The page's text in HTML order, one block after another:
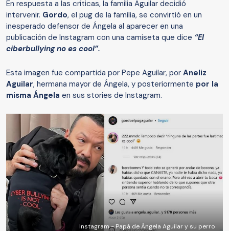
En respuesta a las críticas, la familia Aguilar decidió
intervenir. Gordo, el pug de la familia, se convirtió en un
inesperado defensor de Ángela al aparecer en una
publicación de Instagram con una camiseta que dice “El
ciberbullying no es cool”.
Esta imagen fue compartida por Pepe Aguilar, por Aneliz
Aguilar, hermana mayor de Ángela, y posteriormente por la
misma Ángela en sus stories de Instagram.
Instagram - Papá de Ángela Aguilar y su perro